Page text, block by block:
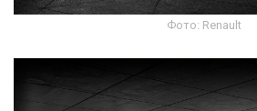
Фото: Renault